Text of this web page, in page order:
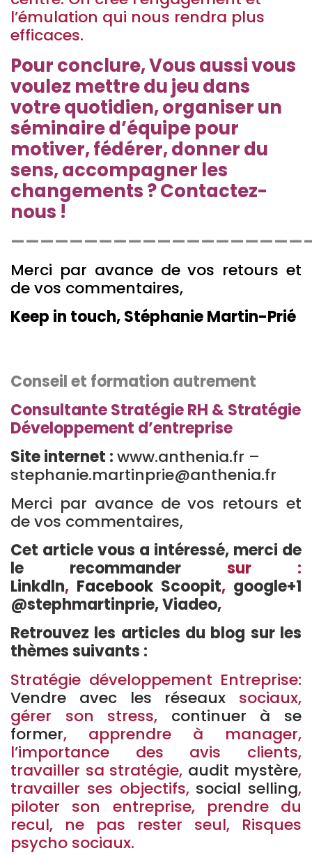
l’émulation qui nous rendra plus
efficaces.
Pour conclure, Vous aussi vous
voulez mettre du jeu dans
votre quotidien, organiser un
séminaire d’équipe pour
motiver,fédérer, donner du
sens, accompagner les
changements ? Contactez-
nous !
Merci par avance de vos retours et
de vos commentaires,
Keep in touch, Stéphanie Martin-Prié
Conseil et formation autrement
Consultante Stratégie RH & Stratégie
Développement d’entreprise
Site internet :www.anthenia.fr –
stephanie.martinprie@anthenia.fr
Merci par avance de vos retours et
de vos commentaires,
Cet article vous a intéressé, merci de
le recommander sur :
Linkdln, Facebook Scoopit, google+1
@stephmartinprie,Viadeo,
Retrouvez les articles du blog sur les
thèmes suivants :
Stratégie développement Entreprise:
Vendre avec les réseaux sociaux,
gérer son stress, continuer à se
former, apprendre à manager,
l’importance des avis clients,
travailler sa stratégie, audit mystère,
travailler ses objectifs, social selling,
piloter son entreprise, prendre du
recul, ne pas rester seul, Risques
psycho sociaux.